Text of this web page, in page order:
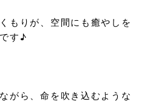
もりが、空間にも癒やしを
す♪
がら、命を吹き込むような